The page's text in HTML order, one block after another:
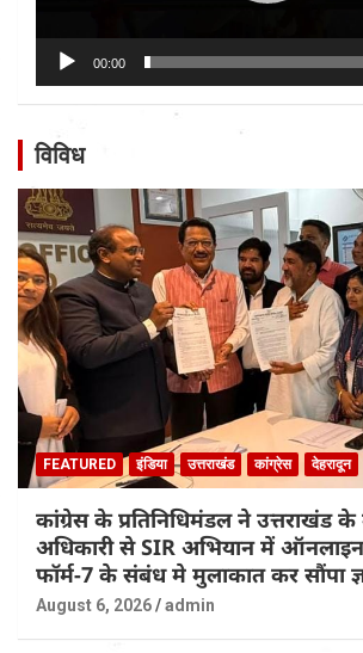
00:00
विविध
FEATURED इंडिया उत्तराखंड कांग्रेस देहरादून
कांग्रेस के प्रतिनिधिमंडल ने उत्तराखंड के
अधिकारी से SIR अभियान में
फॉर्म-7 के संबंध मे मुलाकात कर सौंपा
August 6, 2026 admin